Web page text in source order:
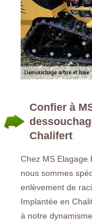
Confier à
Chalifert
Chez MS Elagage
nous sommes
enlèvement de
Implantée en
à notre